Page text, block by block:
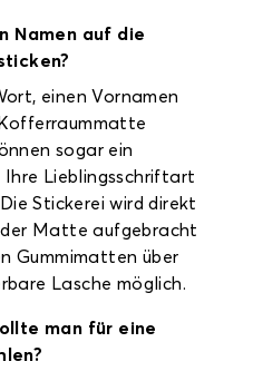
Namen auf die
einen Vornamen
sogar ein
Ihre Lieblingsschriftart
Stickerei wird direkt
Matte aufgebracht
Gummimatten über
Lasche möglich.
man für eine